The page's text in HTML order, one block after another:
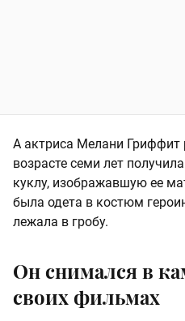
А актриса Мелани Гриффит
возрасте семи лет
куклу, изображавшую ее
была одета в костюм
лежала в гробу.
Он снимался в
своих фильмах